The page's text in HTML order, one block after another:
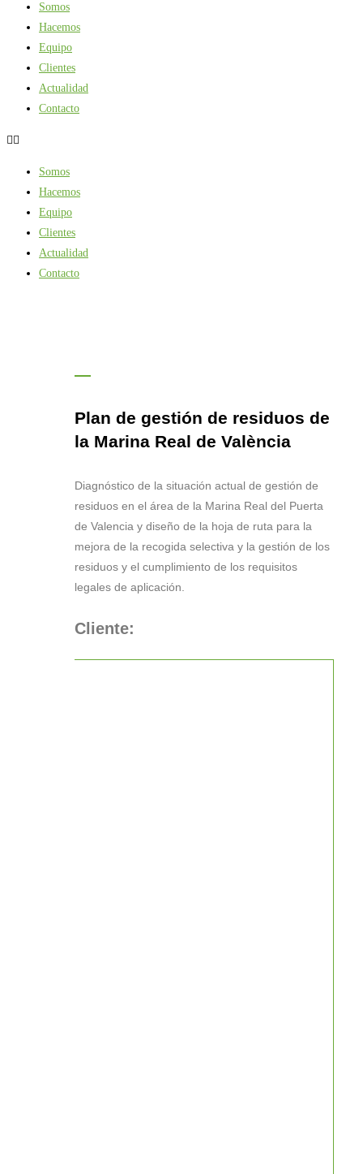
Somos
Hacemos
Equipo
Clientes
Actualidad
Contacto
Somos
Hacemos
Equipo
Clientes
Actualidad
Contacto
Plan de gestión de residuos de
la Marina Real de València
Diagnóstico de la situación actual de gestión de
residuos en el área de la Marina Real del Puerta
de Valencia y diseño de la hoja de ruta para la
mejora de la recogida selectiva y la gestión de los
residuos y el cumplimiento de los requisitos
legales de aplicación.
Cliente: